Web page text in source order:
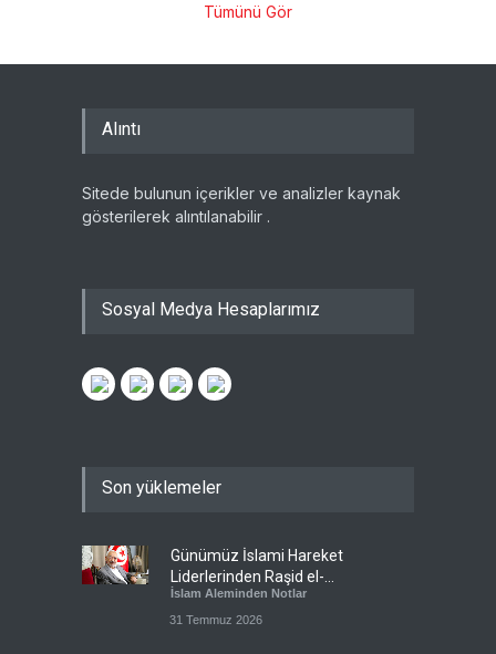
Tümünü Gör
Alıntı
Sitede bulunun içerikler ve analizler kaynak
gösterilerek alıntılanabilir .
Sosyal Medya Hesaplarımız
Son yüklemeler
Günümüz İslami Hareket
Liderlerinden Raşid el-
Gannuşi’ye Seküler Faşizmin
Zindanlarında Ağır Tecrit
İslam Aleminden Notlar
31 Temmuz 2026